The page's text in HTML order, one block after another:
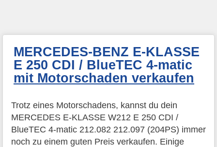
MERCEDES-BENZ E-KLASSE
E 250 CDI / BlueTEC 4-matic
mit Motorschaden verkaufen
Trotz eines Motorschadens, kannst du dein
MERCEDES E-KLASSE W212 E 250 CDI /
BlueTEC 4-matic 212.082 212.097 (204PS) immer
noch zu einem guten Preis verkaufen. Einige